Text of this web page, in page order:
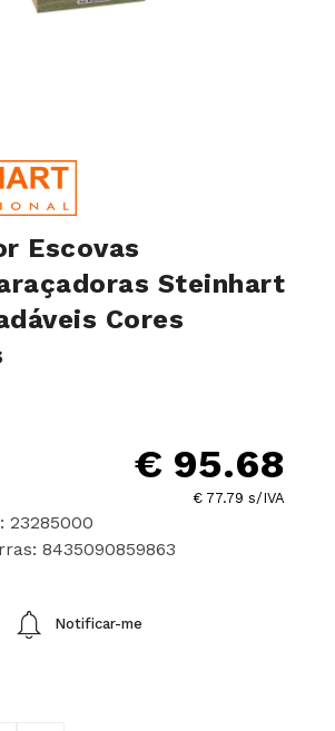
Escovas
Steinhart
Cores
€ 95.68
€ 77.79 s/IVA
23285000
8435090859863
Notificar-me